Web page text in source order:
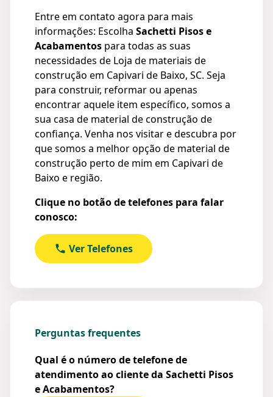
Entre em contato agora para mais
informações: Escolha Sachetti Pisos e
Acabamentos para todas as suas
necessidades de Loja de materiais de
construção em Capivari de Baixo, SC. Seja
para construir, reformar ou apenas
encontrar aquele item específico, somos a
sua casa de material de construção de
confiança. Venha nos visitar e descubra por
que somos a melhor opção de material de
construção perto de mim em Capivari de
Baixo e região.
Clique no botão de telefones para falar
conosco:
Ver Telefones
Perguntas frequentes
Qual é o número de telefone de
atendimento ao cliente da Sachetti Pisos
e Acabamentos?